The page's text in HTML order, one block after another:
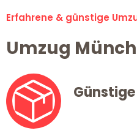
Erfahrene & günstige
Umzug